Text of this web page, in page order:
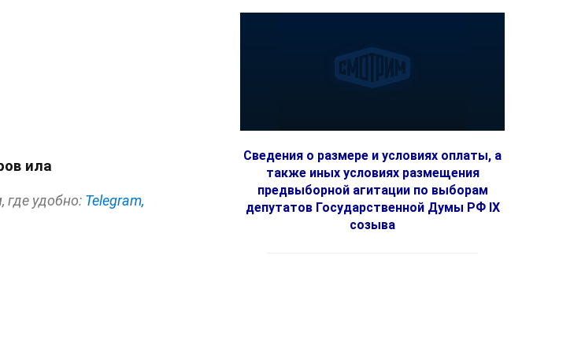
ила
где удобно: Telegram,
Сведения о размере и условиях оплаты, а
также иных условиях размещения
предвыборной агитации по выборам
депутатов Государственной Думы РФ IX
созыва